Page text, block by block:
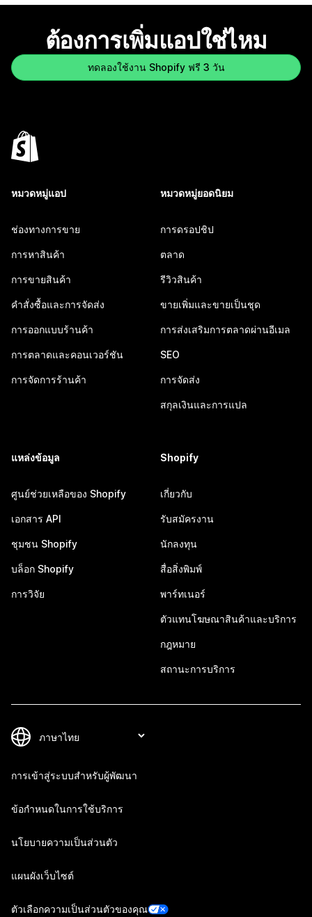
ต้องการเพิ่มแอปใช่ไหม
ทดลองใช้งาน Shopify ฟรี 3 วัน
หมวดหมู่แอป
ช่องทางการขาย
การหาสินค้า
การขายสินค้า
คำสั่งซื้อและการจัดส่ง
การออกแบบร้านค้า
การตลาดและคอนเวอร์ชัน
การจัดการร้านค้า
หมวดหมู่ยอดนิยม
การดรอปชิป
ตลาด
รีวิวสินค้า
ขายเพิ่มและขายเป็นชุด
การส่งเสริมการตลาดผ่านอีเมล
SEO
การจัดส่ง
สกุลเงินและการแปล
แหล่งข้อมูล
ศูนย์ช่วยเหลือของ Shopify
เอกสาร API
ชุมชน Shopify
บล็อก Shopify
การวิจัย
Shopify
เกี่ยวกับ
รับสมัครงาน
นักลงทุน
สื่อสิ่งพิมพ์
พาร์ทเนอร์
ตัวแทนโฆษณาสินค้าและบริการ
กฎหมาย
สถานะการบริการ
การเข้าสู่ระบบสำหรับผู้พัฒนา
ข้อกำหนดในการใช้บริการ
นโยบายความเป็นส่วนตัว
แผนผังเว็บไซต์
ตัวเลือกความเป็นส่วนตัวของคุณ